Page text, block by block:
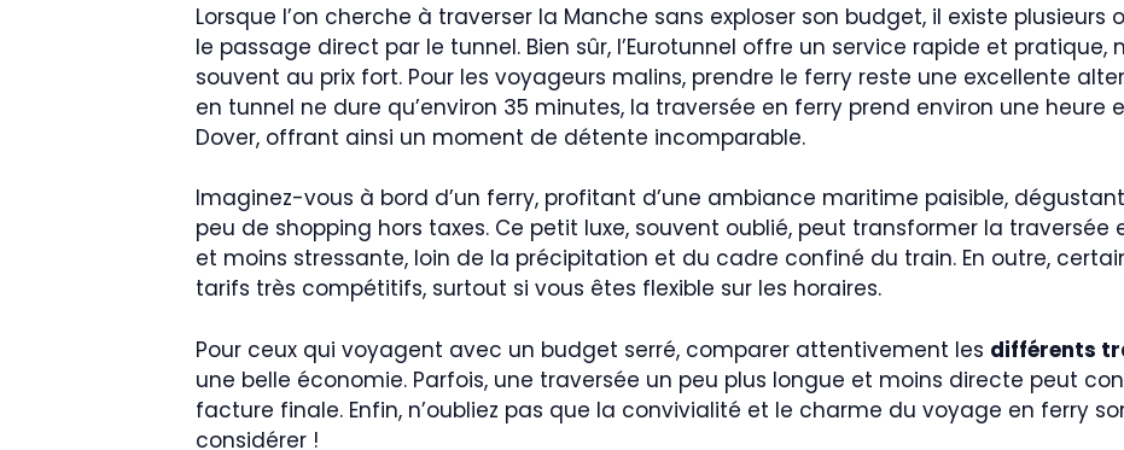
Lorsque l’on cherche à traverser la Manche sans exploser son budget, il existe
le passage direct par le tunnel. Bien sûr, l’Eurotunnel offre un service rapide et
souvent au prix fort. Pour les voyageurs malins, prendre le ferry reste une excellente
en tunnel ne dure qu’environ 35 minutes, la traversée en ferry prend environ une heure
Dover, offrant ainsi un moment de détente incomparable.
Imaginez-vous à bord d’un ferry, profitant d’une ambiance maritime paisible,
peu de shopping hors taxes. Ce petit luxe, souvent oublié, peut transformer la traversée
et moins stressante, loin de la précipitation et du cadre confiné du train. En outre,
tarifs très compétitifs, surtout si vous êtes flexible sur les horaires.
Pour ceux qui voyagent avec un budget serré, comparer attentivement les différents
une belle économie. Parfois, une traversée un peu plus longue et moins directe peut
facture finale. Enfin, n’oubliez pas que la convivialité et le charme du voyage en ferry
considérer !